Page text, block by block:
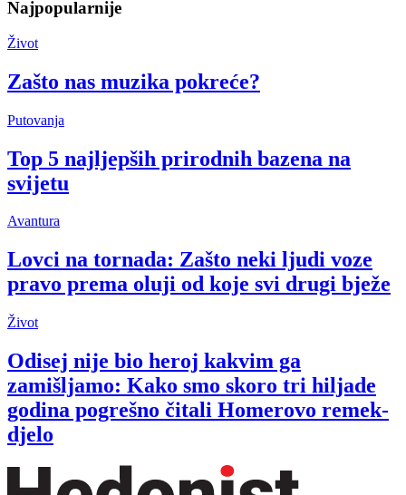
Najpopularnije
Život
Zašto nas muzika pokreće?
Putovanja
Top 5 najljepših prirodnih bazena na
svijetu
Avantura
Lovci na tornada: Zašto neki ljudi voze
pravo prema oluji od koje svi drugi bježe
Život
Odisej nije bio heroj kakvim ga
zamišljamo: Kako smo skoro tri hiljade
godina pogrešno čitali Homerovo remek-
djelo